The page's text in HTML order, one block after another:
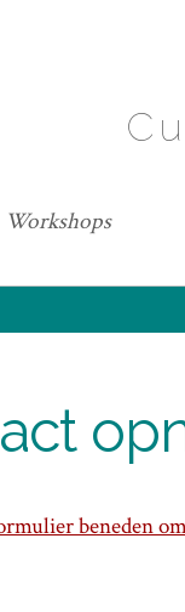
Workshops
beneden